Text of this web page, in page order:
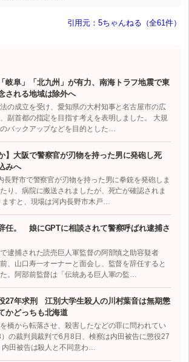
引用元：5ちゃんねる（全61件）
岐阜」「北九州」が有力、南海トラフ地震で東
される地域は除外へ
法の成立を受け、愛知県の大村知事と名古屋市の広
副首都の指定を目指す考えを表明しました。 大規
バックアップなどを目的とした…
】大阪で警察官が刃物を持った男に発砲し死
みへ
長野市で警察官が刃物を持った男に拳銃を発砲しま
り、病院に搬送されましたが、死亡が確認されま
すと、現場は河内長野市木戸…
任。 娘にGPTに相談されて警察呼ばれ逮捕さ
逮捕された読売巨人軍監督の阿部慎之助容疑者
、山口寿一オーナーと面会し、監督を辞任すると
。阿部前監督は「伝統ある巨人軍の監…
27年求刑 江別大学生殺人の川村葉音は無期懲
どっちも北海道
橋から転落させ、殺害したなどの罪に問われてい
の裁判員裁判で6月8日、検察は内田被告に懲役27
内田被告は殺人と不同意わ…